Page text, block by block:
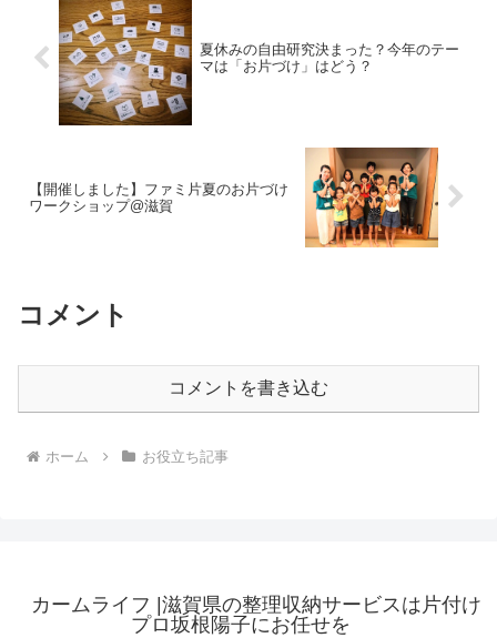
夏休みの自由研究決まった？今年のテー
マは「お片づけ」はどう？
【開催しました】ファミ片夏のお片づけ
ワークショップ@滋賀
コメント
コメントを書き込む
ホーム お役立ち記事
カームライフ |滋賀県の整理収納サービスは片付け
プロ坂根陽子にお任せを